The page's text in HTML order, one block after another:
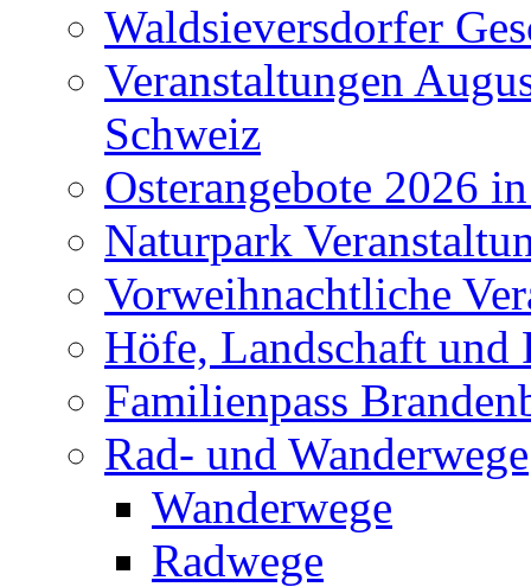
Waldsieversdorfer
Veranstaltungen
Schweiz
Osterangebote 2026
Naturpark
Vorweihnachtliche
Höfe, Landschaft und
Familienpass
Rad- und Wanderwege
Wanderwege
Radwege